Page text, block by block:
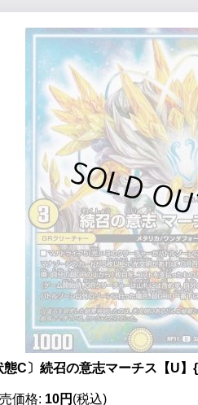
態C〕続召の意志マーチス【U】
価格: 10円 (税込)